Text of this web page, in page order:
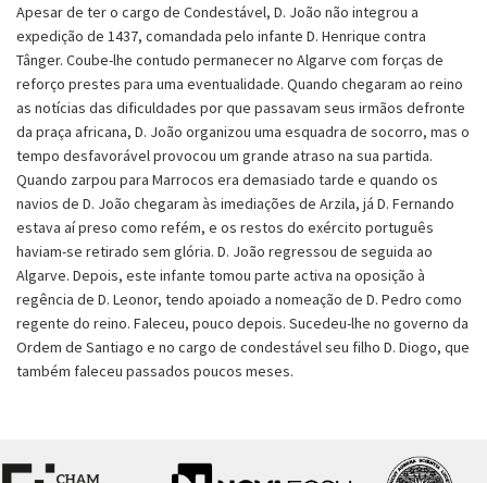
Apesar de ter o cargo de Condestável, D. João não integrou a
expedição de 1437, comandada pelo infante D. Henrique contra
Tânger. Coube-lhe contudo permanecer no Algarve com forças de
reforço prestes para uma eventualidade. Quando chegaram ao reino
as notícias das dificuldades por que passavam seus irmãos defronte
da praça africana, D. João organizou uma esquadra de socorro, mas o
tempo desfavorável provocou um grande atraso na sua partida.
Quando zarpou para Marrocos era demasiado tarde e quando os
navios de D. João chegaram às imediações de Arzila, já D. Fernando
estava aí preso como refém, e os restos do exército português
haviam-se retirado sem glória. D. João regressou de seguida ao
Algarve. Depois, este infante tomou parte activa na oposição à
regência de D. Leonor, tendo apoiado a nomeação de D. Pedro como
regente do reino. Faleceu, pouco depois. Sucedeu-lhe no governo da
Ordem de Santiago e no cargo de condestável seu filho D. Diogo, que
também faleceu passados poucos meses.